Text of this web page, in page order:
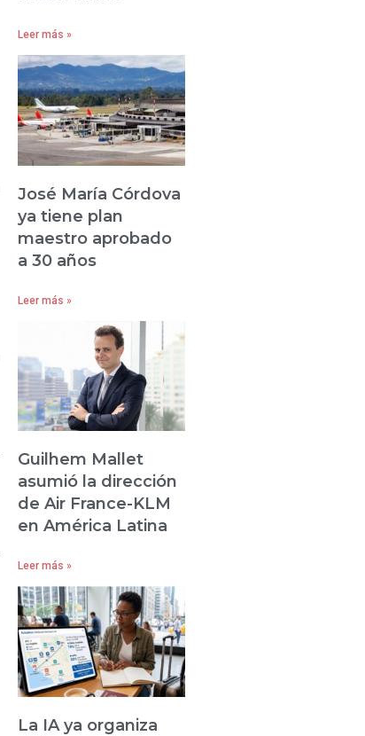
Leer más »
José María Córdova
ya tiene plan
maestro aprobado
a 30 años
Leer más »
Guilhem Mallet
asumió la dirección
de Air France-KLM
en América Latina
Leer más »
La IA ya organiza